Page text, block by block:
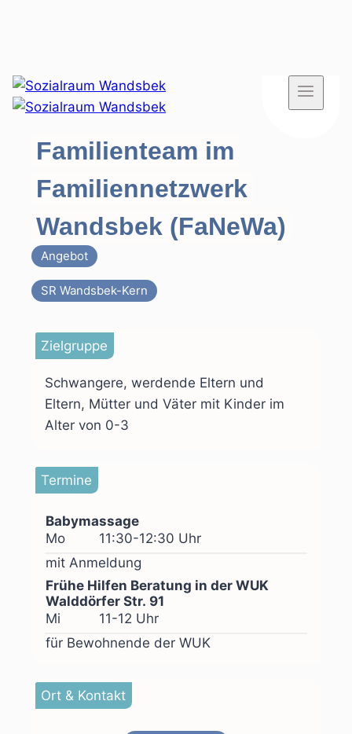
Zum
Inhalt
Familienteam im
Familiennetzwerk
Wandsbek (FaNeWa)
Angebot
SR Wandsbek-Kern
Zielgruppe
Schwangere, werdende Eltern und
Eltern, Mütter und Väter mit Kinder im
Alter von 0-3
Termine
Babymassage
Mo
11:30-12:30 Uhr
mit Anmeldung
Frühe Hilfen Beratung in der WUK
Walddörfer Str. 91
Mi
11-12 Uhr
für Bewohnende der WUK
Ort & Kontakt